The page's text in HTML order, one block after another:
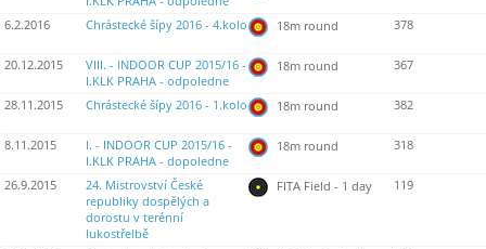
6.2.2016 Chrástecké šípy 2016 - 4.kolo 18m round 378
20.12.2015
VIII. - INDOOR CUP 2015/16 -
I.KLK PRAHA - odpoledne
18m round 367
28.11.2015 Chrástecké šípy 2016 - 1.kolo 18m round 382
8.11.2015
I. - INDOOR CUP 2015/16 -
I.KLK PRAHA - dopoledne
18m round 318
26.9.2015
24. Mistrovství České
republiky dospělých a
dorostu v terénní
lukostřelbě
FITA Field - 1 day 119